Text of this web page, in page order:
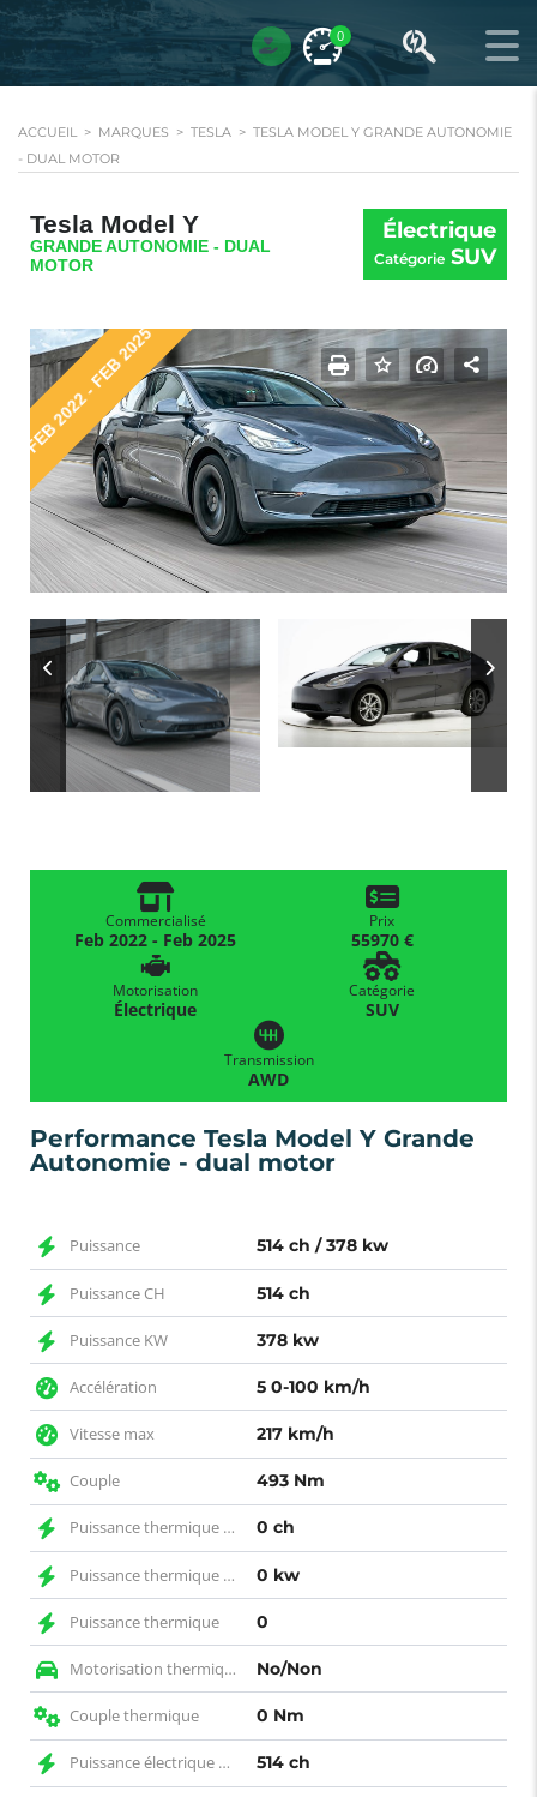
0
ACCUEIL > MARQUES > TESLA > TESLA MODEL Y GRANDE AUTONOMIE
- DUAL MOTOR
Tesla Model Y
GRANDE AUTONOMIE - DUAL
MOTOR
Électrique
Catégorie SUV
FEB 2022 - FEB 2025
Commercialisé
Feb 2022 - Feb 2025
Prix
55970 €
Motorisation
Électrique
Catégorie
SUV
Transmission
AWD
Performance Tesla Model Y Grande
Autonomie - dual motor
Puissance 514 ch / 378 kw
Puissance CH 514 ch
Puissance KW 378 kw
Accélération 5 0-100 km/h
Vitesse max 217 km/h
Couple 493 Nm
Puissance thermique CH 0 ch
Puissance thermique KW 0 kw
Puissance thermique 0
Motorisation thermique No/Non
Couple thermique 0 Nm
Puissance électrique CH 514 ch